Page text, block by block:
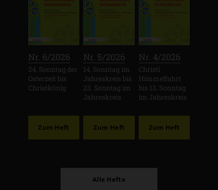
Nr. 6/2026
24. Sonntag der
Osterzeit bis
Christkönig
Zum Heft
Nr. 5/2026
14. Sonntag im
Jahreskreis bis
23. Sonntag im
Jahreskreis
Zum Heft
Nr. 4/2026
Christi
Himmelfahrt
bis 13. Sonntag
im Jahreskreis
Zum Heft
Alle Hefte